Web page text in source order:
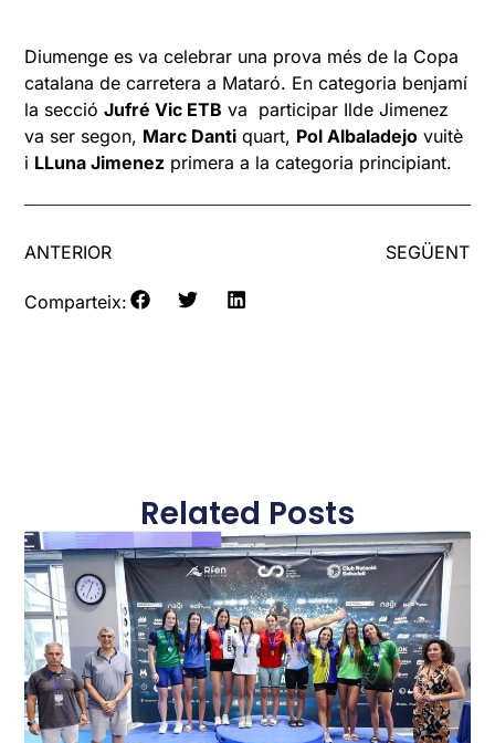
Diumenge es va celebrar una prova més de la Copa
catalana de carretera a Mataró. En categoria benjamí
la seccióJufré Vic ETB va participar Ilde Jimenez
va ser segon, Marc Danti quart, Pol Albaladejo vuitè
i LLuna Jimenez primera a la categoria principiant.
ANTERIOR SEGÜENT
Comparteix:
Related Posts